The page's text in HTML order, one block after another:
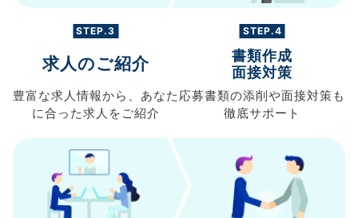
STEP.3
求人のご紹介
豊富な求人情報から、 あなた
に合った求人を ご紹介
STEP.4
書類作成
面接対策
応募書類の添削や面接対策も
徹底サポート